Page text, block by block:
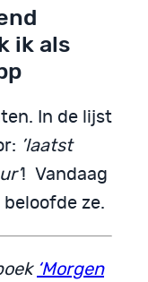
ik als
In de lijst
’laatst
! Vandaag
ze.
‘Morgen